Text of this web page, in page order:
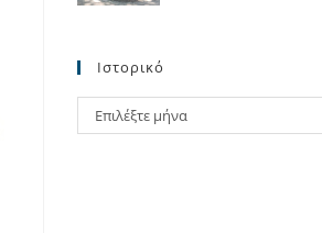
Ιστορικό
Ιστορικό
Επιλέξτε μήνα